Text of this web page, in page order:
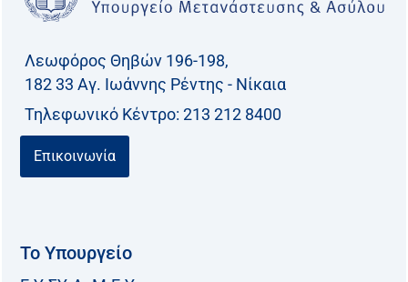
Λεωφόρος Θηβών 196-198,
182 33 Aγ. Ιωάννης Ρέντης - Νίκαια
Τηλεφωνικό Kέντρο: 213 212 8400
Επικοινωνία
Το Υπουργείο